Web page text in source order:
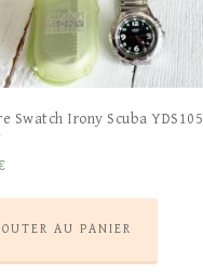
Swatch Irony Scuba YDS105
AU PANIER